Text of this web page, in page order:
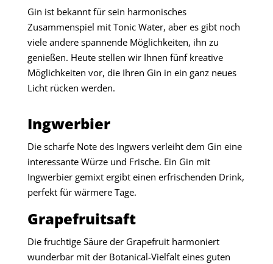
Gin ist bekannt für sein harmonisches
Zusammenspiel mit Tonic Water, aber es gibt noch
viele andere spannende Möglichkeiten, ihn zu
genießen. Heute stellen wir Ihnen fünf kreative
Möglichkeiten vor, die Ihren Gin in ein ganz neues
Licht rücken werden.
Ingwerbier
Die scharfe Note des Ingwers verleiht dem Gin eine
interessante Würze und Frische. Ein Gin mit
Ingwerbier gemixt ergibt einen erfrischenden Drink,
perfekt für wärmere Tage.
Grapefruitsaft
Die fruchtige Säure der Grapefruit harmoniert
wunderbar mit der Botanical-Vielfalt eines guten